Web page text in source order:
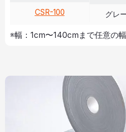
CSR-100 グレ
※幅：1cm〜140cmまで任意の幅